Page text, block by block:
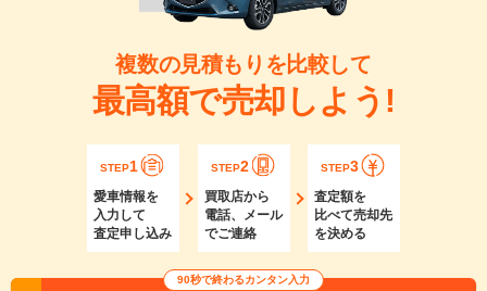
複数の見積もりを比較して
最高額で売却しよう!
STEP1
愛車情報を
入力して
査定申し込み
STEP2
買取店から
電話、メール
でご連絡
STEP3
査定額を
比べて売却先
を決める
90秒で終わるカンタン入力